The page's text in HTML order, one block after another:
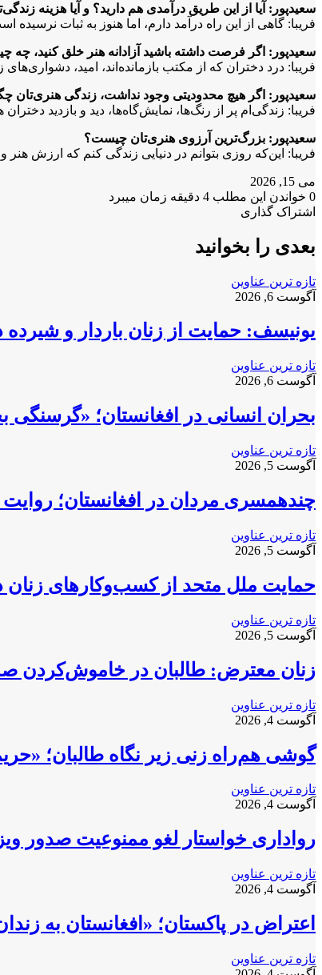
سعیدپور: آیا از این طریق درآمدی هم دارید؟ و آیا هزینه
فریبا: گاهی از این راه درآمد دارم، اما هنوز به ثبات
سعیدپور: اگر فرصت داشته باشید آزادانه هنر خلق کنید، چه
فریبا: درد دختران که از مکتب بازمانده‌اند، امید،
سعیدپور: اگر هیچ محدودیتی وجود نداشت، زندگی هنری‌تان
فریبا: زندگی‌ام پر از رنگ‌ها، نمایش‌گاه‌ها، دید و بازدید
سعیدپور: بزرگ‌ترین آرزوی هنری‌تان چیست؟
فریبا: این‌که روزی بتوانم در دنیایی زندگی کنم که ارزش هنر
می 15, 2026
0 خواندن این مطلب 4 دقیقه زمان میبرد
فیس
X
لینکدین
واتس
تلگرام
اشتراک گذاری
بوک
گذاری
از
ایمیل
بعدی را بخوانید
تازه ترین عناوین
آگوست 6, 2026
یونیسف: حمایت از زنان باردار و
تازه ترین عناوین
آگوست 6, 2026
بحران انسانی در افغانستان؛
تازه ترین عناوین
آگوست 5, 2026
چندهمسری مردان در افغانستان؛
تازه ترین عناوین
آگوست 5, 2026
حمایت ملل متحد از کسب‌وکارهای زنان
تازه ترین عناوین
آگوست 5, 2026
زنان معترض: طالبان در خاموش‌کردن
تازه ترین عناوین
آگوست 4, 2026
گوشی هم‌راه زنی زیر نگاه طالبان؛
تازه ترین عناوین
آگوست 4, 2026
رواداری خواستار لغو ممنوعیت صدور
تازه ترین عناوین
آگوست 4, 2026
اعتراض در پاکستان؛ «افغانستان به
تازه ترین عناوین